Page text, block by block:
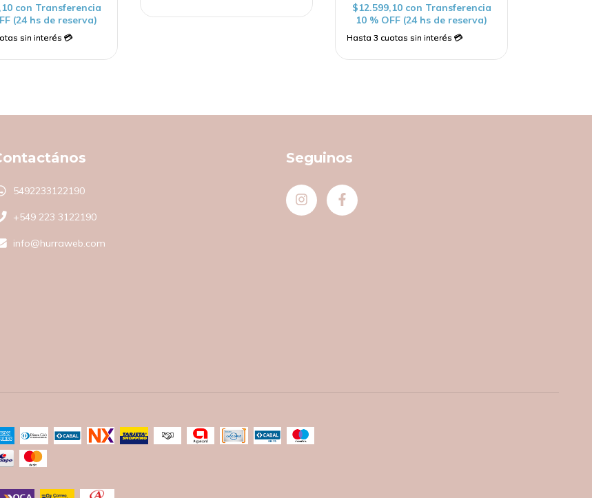
con Transferencia
(24 hs de reserva)
$12.599,10 con Transferencia
10 % OFF (24 hs de reserva)
5492233122190
+549 223 3122190
info@hurraweb.com
Seguinos